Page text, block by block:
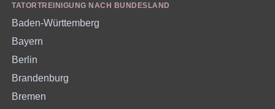
TATORTREINIGUNG NACH BUNDESLAND
Baden-Württemberg
Bayern
Berlin
Brandenburg
Bremen